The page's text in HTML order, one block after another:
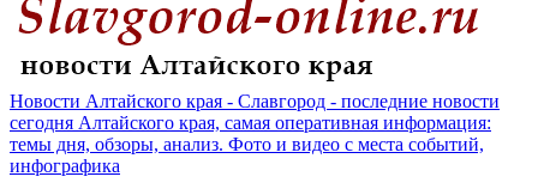
Новости Алтайского края - Славгород - последние новости
сегодня Алтайского края, самая оперативная информация:
темы дня, обзоры, анализ. Фото и видео с места событий,
инфографика